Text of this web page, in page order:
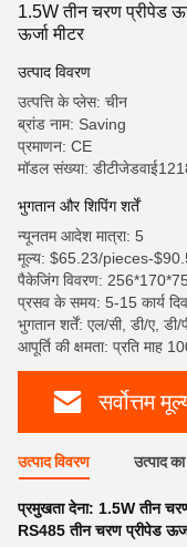
1.5W तीन चरण प्रीपेड
ऊर्जा मीटर
उत्पाद विवरण
उत्पत्ति के प्लेस: चीन
ब्रांड नाम: Saving
प्रमाणन: CE
मॉडल संख्या:
भुगतान और शिपिंग शर्तें
न्यूनतम आदेश मात्रा: 5
मूल्य: $65.23/pieces-
पैकेजिंग विवरण:
प्रसव के समय: 5-15 कार्य
भुगतान शर्तें: एल/सी, डी/ए, डी/
आपूर्ति की क्षमता: प्रति माह
सर्वोत्तम
उत्पाद विवरण उत्पाद
प्रमुखता देना: 1.5W तीन
RS485 तीन चरण प्रीपेड